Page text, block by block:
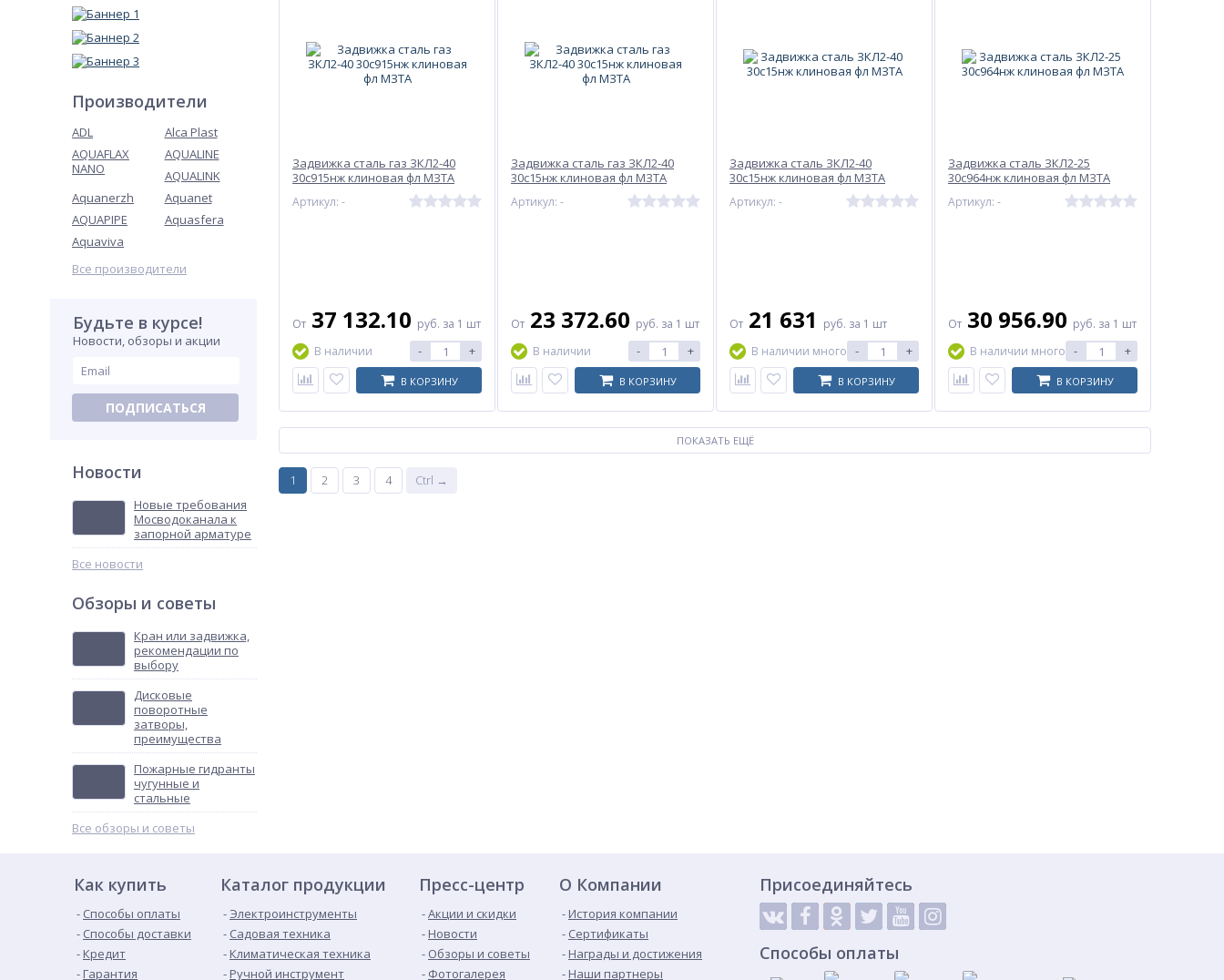
Производители
ADL
Alca Plast
AQUAFLAX
NANO
AQUALINE
AQUALINK
Aquanerzh
Aquanet
AQUAPIPE
Aquasfera
Aquaviva
Все производители
Будьте в курсе!
Новости, обзоры и акции
ПОДПИСАТЬСЯ
Новости
Новые требования
Мосводоканала к
запорной арматуре
Все новости
Обзоры и советы
Кран или задвижка,
рекомендации по
выбору
Дисковые
поворотные
затворы,
преимущества
Пожарные гидранты
чугунные и
стальные
Все обзоры и советы
Задвижка сталь газ ЗКЛ2-40
30с915нж клиновая фл МЗТА
Артикул: -
От 37 132.10 руб. за 1 шт
В наличии
- +
В КОРЗИНУ
Задвижка сталь газ ЗКЛ2-40
30с15нж клиновая фл МЗТА
Артикул: -
От 23 372.60 руб. за 1 шт
В наличии
- +
В КОРЗИНУ
Задвижка сталь ЗКЛ2-40
30с15нж клиновая фл МЗТА
Артикул: -
От 21 631 руб. за 1 шт
В наличии много - +
В КОРЗИНУ
Задвижка сталь ЗКЛ2-25
30с964нж клиновая фл МЗТА
Артикул: -
От 30 956.90 руб. за 1 шт
В наличии много - +
В КОРЗИНУ
ПОКАЗАТЬ ЕЩЁ
1 2 3 4 Ctrl →
Как купить
Способы оплаты
Способы доставки
Кредит
Гарантия
Каталог продукции
Электроинструменты
Садовая техника
Климатическая техника
Ручной инструмент
Пресс-центр
Акции и скидки
Новости
Обзоры и советы
Фотогалерея
О Компании
История компании
Сертификаты
Награды и достижения
Наши партнеры
Присоединяйтесь
Способы оплаты